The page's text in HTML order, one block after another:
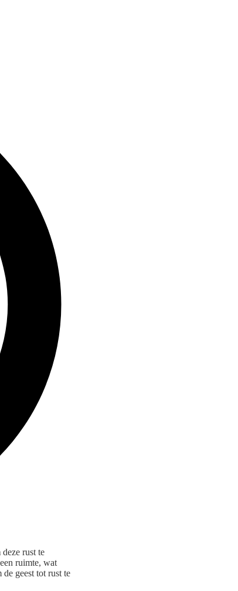
rust te
ruimte, wat
geest tot rust te